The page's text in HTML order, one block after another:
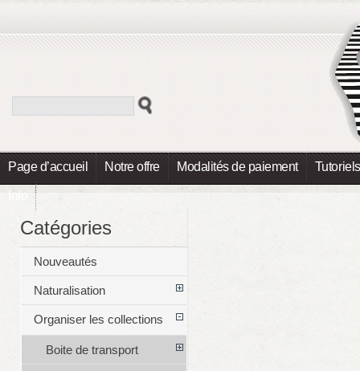
Page d’accueil Notre offre Modalités de paiement Tutoriels
Info
Catégories
Nouveautés
Naturalisation
Organiser les collections
Boite de transport